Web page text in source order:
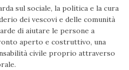
sul sociale, la politica e la cura
dei vescovi e delle comunità
di aiutare le persone a
aperto e costruttivo, una
civile proprio attraverso